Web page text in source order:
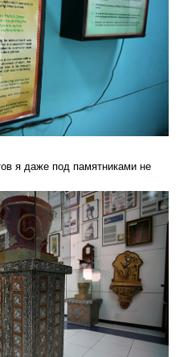
я даже под памятниками не